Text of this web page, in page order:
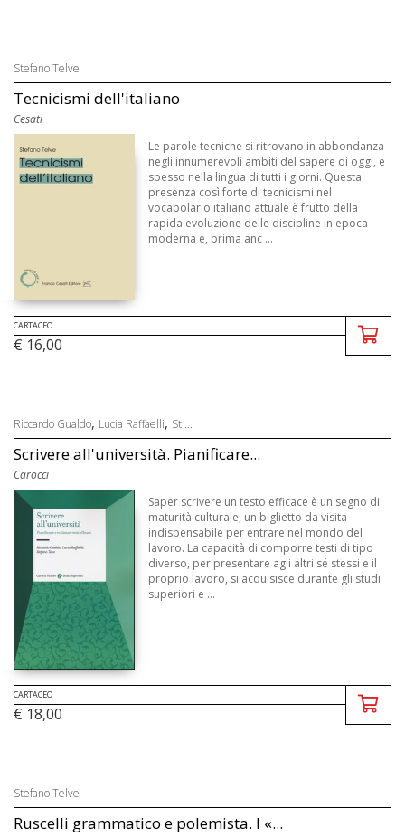
Stefano Telve
Tecnicismi dell'italiano
Cesati
Le parole tecniche si ritrovano in abbondanza
negli innumerevoli ambiti del sapere di oggi, e
spesso nella lingua di tutti i giorni. Questa
presenza così forte di tecnicismi nel
vocabolario italiano attuale è frutto della
rapida evoluzione delle discipline in epoca
moderna e, prima anc ...
CARTACEO
€ 16,00
Riccardo Gualdo, Lucia Raffaelli, St ...
Scrivere all'università. Pianificare...
Carocci
Saper scrivere un testo efficace è un segno di
maturità culturale, un biglietto da visita
indispensabile per entrare nel mondo del
lavoro. La capacità di comporre testi di tipo
diverso, per presentare agli altri sé stessi e il
proprio lavoro, si acquisisce durante gli studi
superiori e ...
CARTACEO
€ 18,00
Stefano Telve
Ruscelli grammatico e polemista. I «...